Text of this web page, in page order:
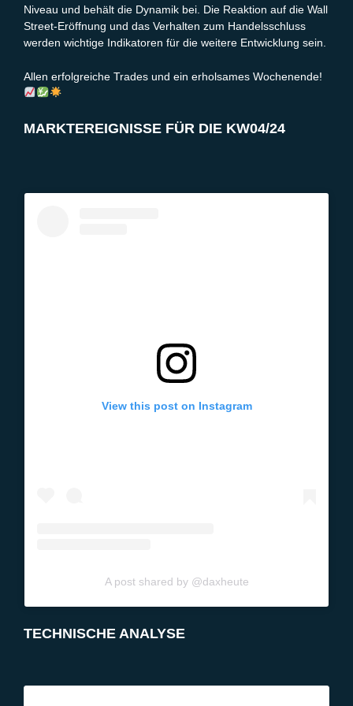
Niveau und behält die Dynamik bei. Die Reaktion auf die Wall
Street-Eröffnung und das Verhalten zum Handelsschluss
werden wichtige Indikatoren für die weitere Entwicklung sein.
Allen erfolgreiche Trades und ein erholsames Wochenende!
MARKTEREIGNISSE FÜR DIE KW04/24
View this post on Instagram
A post shared by @daxheute
TECHNISCHE ANALYSE